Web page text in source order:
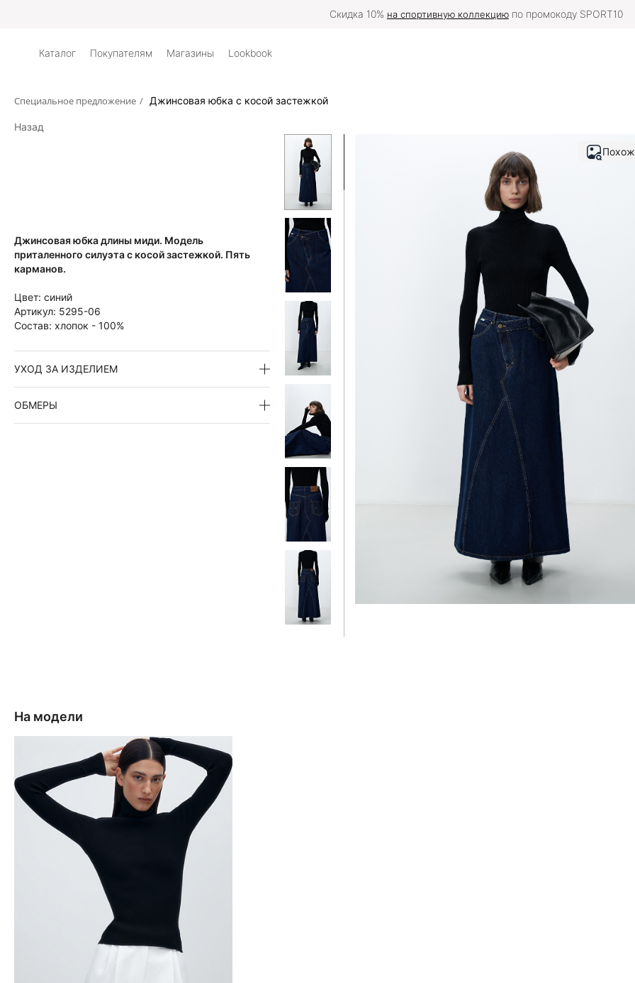
Доставку в вашу страну можно оформитьна международной версии
Каталог Покупателям Магазины Lookbook
Специальное предложение / Джинсовая юбка с косой застежкой
Назад
Джинсовая юбка длины миди. Модель
приталенного силуэта с косой застежкой. Пять
карманов.
Цвет: синий
Артикул: 5295-06
Состав: хлопок - 100%
УХОД ЗА ИЗДЕЛИЕМ
ОБМЕРЫ
На модели